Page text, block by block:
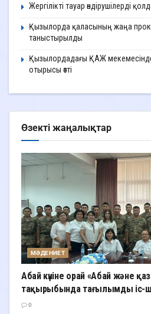
Жергілікті тауар өндірушілерді
Қызылорда қаласының жаңа
таныстырылды
Қызылордадағы ҚАЖ мекемесінде
отырысы өтті
Өзекті жаңалықтар
МӘДЕНИЕТ
Абай күніне орай «Абай және
тақырыбында тағылымды іс-
0